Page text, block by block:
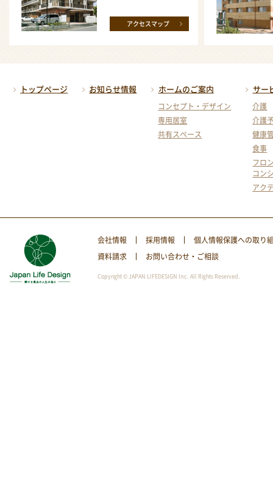
アクセスマップ
トップページ お知らせ情報 ホームのご案内
コンセプト・デザイン
専用居室
共有スペース
サー
介護
介護
健康
食事
フロ
コン
アク
会社情報 採用情報
個人情報保護への取り
資料請求
お問い合わせ・ご相談
Copyright © JAPAN LIFEDESIGN Inc. All Rights Reserved.